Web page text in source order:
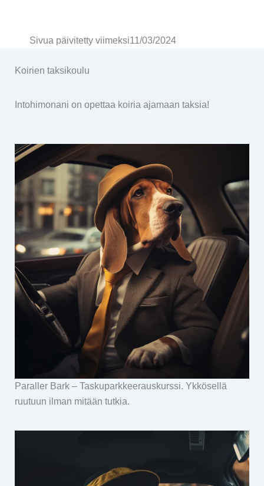
Sivua päivitetty viimeksi11/03/2024
Koirien taksikoulu
Intohimonani on opettaa koiria ajamaan taksia!
Paraller Bark – Taskuparkkeerauskurssi. Ykkösellä
ruutuun ilman mitään tutkia.